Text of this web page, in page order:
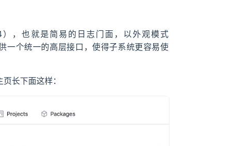
，也就是简易的日志门面，以外观模式
一个统一的高层接口，使得子系统更容易使
长下面这样：